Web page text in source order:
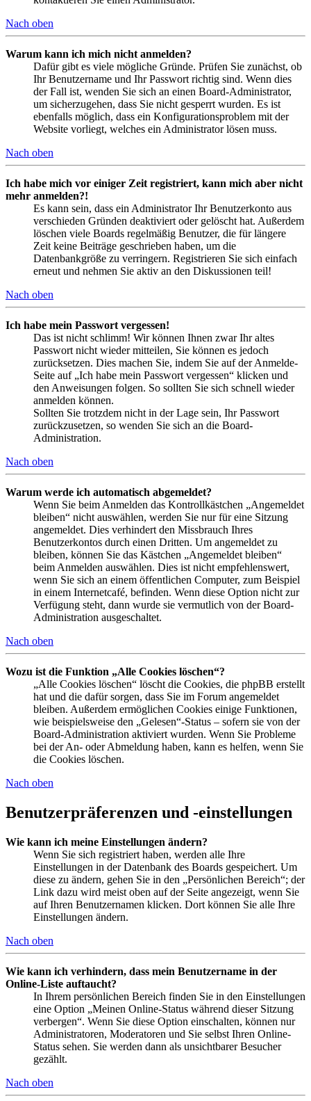
Nach oben
Warum kann ich mich nicht anmelden?
Dafür gibt es viele mögliche Gründe. Prüfen Sie zunächst, ob
Ihr Benutzername und Ihr Passwort richtig sind. Wenn dies
der Fall ist, wenden Sie sich an einen Board-Administrator,
um sicherzugehen, dass Sie nicht gesperrt wurden. Es ist
ebenfalls möglich, dass ein Konfigurationsproblem mit der
Website vorliegt, welches ein Administrator lösen muss.
Nach oben
Ich habe mich vor einiger Zeit registriert, kann mich aber nicht
mehr anmelden?!
Es kann sein, dass ein Administrator Ihr Benutzerkonto aus
verschieden Gründen deaktiviert oder gelöscht hat. Außerdem
löschen viele Boards regelmäßig Benutzer, die für längere
Zeit keine Beiträge geschrieben haben, um die
Datenbankgröße zu verringern. Registrieren Sie sich einfach
erneut und nehmen Sie aktiv an den Diskussionen teil!
Nach oben
Ich habe mein Passwort vergessen!
Das ist nicht schlimm! Wir können Ihnen zwar Ihr altes
Passwort nicht wieder mitteilen, Sie können es jedoch
zurücksetzen. Dies machen Sie, indem Sie auf der Anmelde-
Seite auf „Ich habe mein Passwort vergessen“ klicken und
den Anweisungen folgen. So sollten Sie sich schnell wieder
anmelden können.
Sollten Sie trotzdem nicht in der Lage sein, Ihr Passwort
zurückzusetzen, so wenden Sie sich an die Board-
Administration.
Nach oben
Warum werde ich automatisch abgemeldet?
Wenn Sie beim Anmelden das Kontrollkästchen „Angemeldet
bleiben“ nicht auswählen, werden Sie nur für eine Sitzung
angemeldet. Dies verhindert den Missbrauch Ihres
Benutzerkontos durch einen Dritten. Um angemeldet zu
bleiben, können Sie das Kästchen „Angemeldet bleiben“
beim Anmelden auswählen. Dies ist nicht empfehlenswert,
wenn Sie sich an einem öffentlichen Computer, zum Beispiel
in einem Internetcafé, befinden. Wenn diese Option nicht zur
Verfügung steht, dann wurde sie vermutlich von der Board-
Administration ausgeschaltet.
Nach oben
Wozu ist die Funktion „Alle Cookies löschen“?
„Alle Cookies löschen“ löscht die Cookies, die phpBB erstellt
hat und die dafür sorgen, dass Sie im Forum angemeldet
bleiben. Außerdem ermöglichen Cookies einige Funktionen,
wie beispielsweise den „Gelesen“-Status – sofern sie von der
Board-Administration aktiviert wurden. Wenn Sie Probleme
bei der An- oder Abmeldung haben, kann es helfen, wenn Sie
die Cookies löschen.
Nach oben
Benutzerpräferenzen und -einstellungen
Wie kann ich meine Einstellungen ändern?
Wenn Sie sich registriert haben, werden alle Ihre
Einstellungen in der Datenbank des Boards gespeichert. Um
diese zu ändern, gehen Sie in den „Persönlichen Bereich“; der
Link dazu wird meist oben auf der Seite angezeigt, wenn Sie
auf Ihren Benutzernamen klicken. Dort können Sie alle Ihre
Einstellungen ändern.
Nach oben
Wie kann ich verhindern, dass mein Benutzername in der
Online-Liste auftaucht?
In Ihrem persönlichen Bereich finden Sie in den Einstellungen
eine Option „Meinen Online-Status während dieser Sitzung
verbergen“. Wenn Sie diese Option einschalten, können nur
Administratoren, Moderatoren und Sie selbst Ihren Online-
Status sehen. Sie werden dann als unsichtbarer Besucher
gezählt.
Nach oben